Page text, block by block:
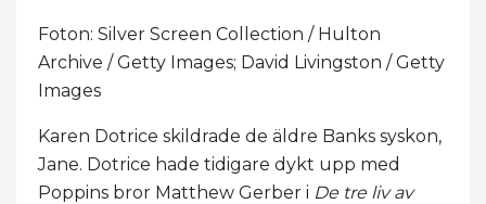
Foton: Silver Screen Collection / Hulton
Archive / Getty Images; David Livingston / Getty
Images
Karen Dotrice skildrade de äldre Banks syskon,
Jane. Dotrice hade tidigare dykt upp med
Poppins bror Matthew Gerber i De tre liv av